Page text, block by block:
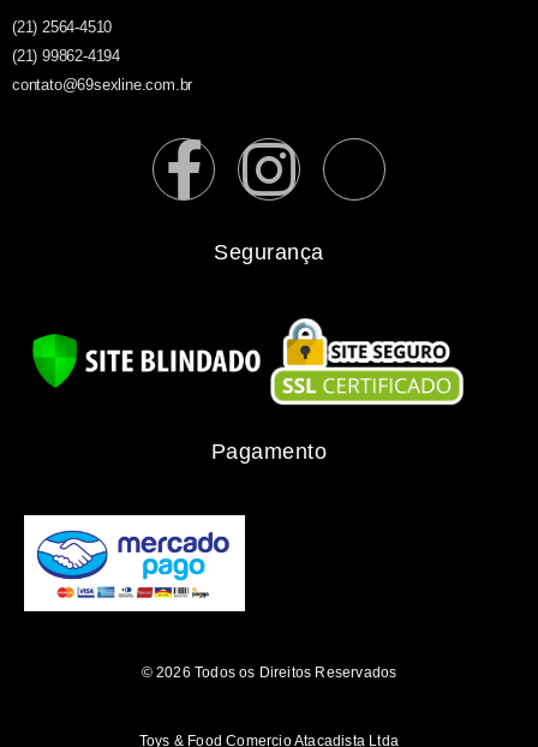
(21) 2564-4510
(21) 99862-4194
contato@69sexline.com.br
Segurança
Pagamento
© 2026 Todos os Direitos Reservados
Toys & Food Comercio Atacadista Ltda